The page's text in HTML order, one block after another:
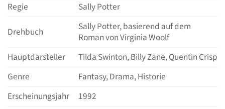
Regie
Sally Potter
Drehbuch
Sally Potter, basierend auf dem
Roman von Virginia Woolf
Hauptdarsteller
Tilda Swinton, Billy Zane, Quentin Crisp
Genre
Fantasy, Drama, Historie
Erscheinungsjahr
1992